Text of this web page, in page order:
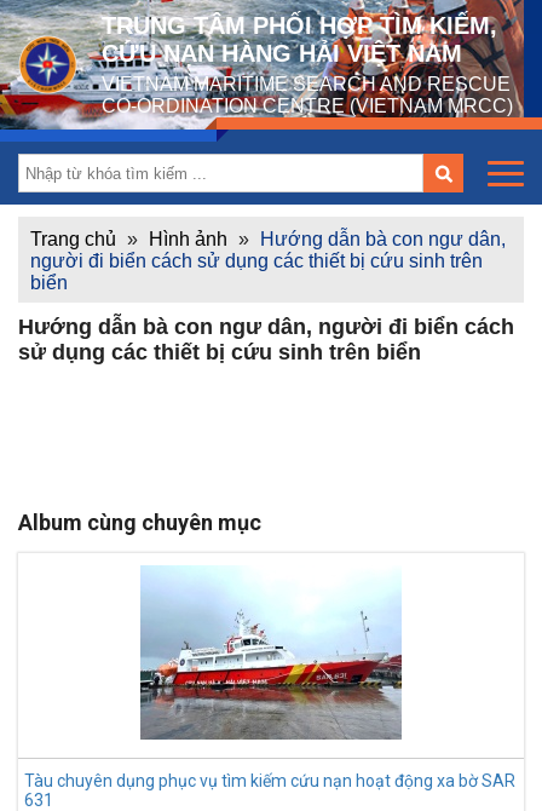
TRUNG TÂM PHỐI HỢP TÌM KIẾM,
CỨU NẠN HÀNG HẢI VIỆT NAM
VIETNAM MARITIME SEARCH AND RESCUE
CO-ORDINATION CENTRE (VIETNAM MRCC)
Trang chủ » Hình ảnh »
Hướng dẫn bà con ngư dân,
người đi biển cách sử dụng các thiết bị cứu sinh trên
biển
Hướng dẫn bà con ngư dân, người đi biển cách
sử dụng các thiết bị cứu sinh trên biển
Album cùng chuyên mục
Tàu chuyên dụng phục vụ tìm kiếm cứu nạn hoạt động xa bờ SAR
631